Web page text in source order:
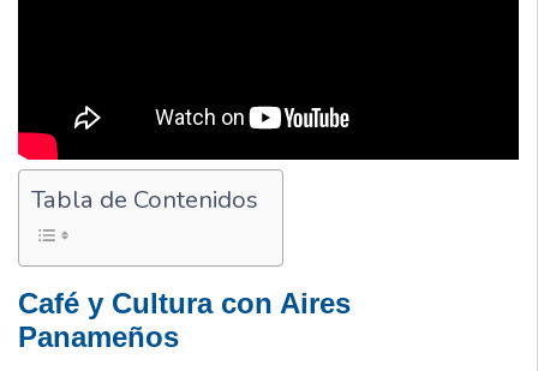
Tabla de Contenidos
Café y Cultura con Aires
Panameños